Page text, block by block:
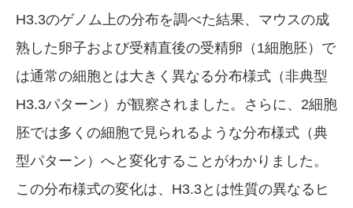
H3.3のゲノム上の分布を調べた結果、マウスの成
熟した卵子および受精直後の受精卵（1細胞胚）で
は通常の細胞とは大きく異なる分布様式（非典型
H3.3パターン）が観察されました。さらに、2細胞
胚では多くの細胞で見られるような分布様式（典
型パターン）へと変化することがわかりました。
この分布様式の変化は、H3.3とは性質の異なるヒ